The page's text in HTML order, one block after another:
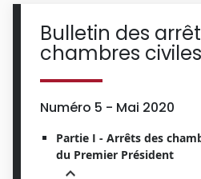
Bulletin des
chambres civiles
Numéro 5 - Mai 2020
Partie I - Arrêts des
du Premier Président